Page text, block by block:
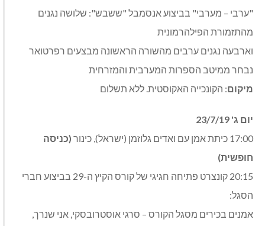
"ערבי – מערבי" בביצוע אנסמבל "ששבש": שלושה נגנים
מהתזמורת הפילהרמונית
וארבעה נגנים ערבים מהשורה הראשונה מבצעים רפרטואר
נבחר ממיטב הספרות המערבית והמזרחית
מיקום: הקונכייה האקוסטית. ללא תשלום
יום ג' 23/7/19
17:00 כיתת אמן עם ואדים גלוזמן (ישראל), כינור
(כניסה
חופשית)
20:15 קונצרט פתיחה חגיגי של קורס הקיץ ה-29 בביצוע חברי
הסגל:
אמנים בכירים מסגל הקורס – סרגי אוסטרובסקי, אני שנרך,